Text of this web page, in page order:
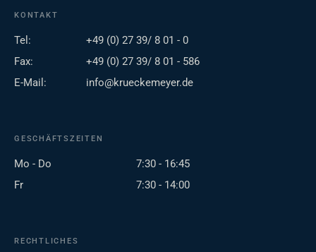
KONTAKT
Tel:
+49 (0) 27 39/ 8 01 - 0
Fax:
+49 (0) 27 39/ 8 01 - 586
E-Mail:
info@krueckemeyer.de
GESCHÄFTSZEITEN
Mo - Do
7:30 - 16:45
Fr
7:30 - 14:00
RECHTLICHES